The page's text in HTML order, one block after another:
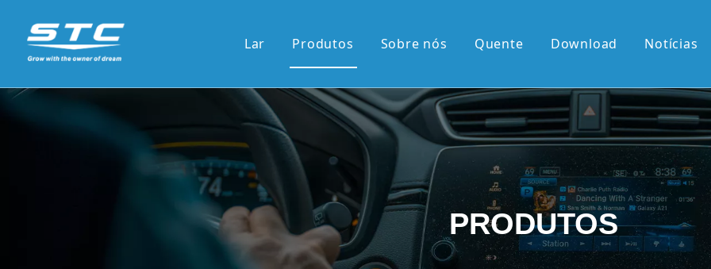
Lar Produtos
13.1'Série OEM
12.3'Série OEM
Tela de 10,36'2K
Tela vertical de 9,7'
7'painel retrátil Android
Sobre nós Quente Download Notícias
PRODUTOS